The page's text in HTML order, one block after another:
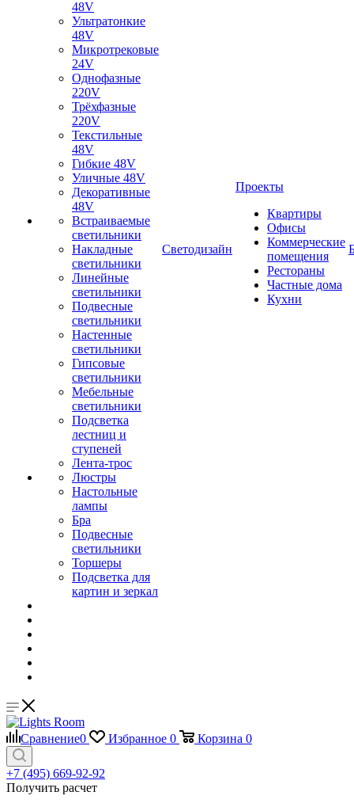
48V
Ультратонкие
48V
Микротрековые
24V
Однофазные
220V
Трёхфазные
220V
Текстильные
48V
Гибкие 48V
Уличные 48V
Декоративные
48V
Встраиваемые
светильники
Накладные
светильники
Линейные
светильники
Подвесные
светильники
Настенные
светильники
Гипсовые
светильники
Мебельные
светильники
Подсветка
лестниц и
ступеней
Лента-трос
Люстры
Настольные
лампы
Бра
Подвесные
светильники
Торшеры
Подсветка для
картин и зеркал
Светодизайн
Проекты
Квартиры
Офисы
Коммерческие
помещения
Рестораны
Частные дома
Кухни
Сравнение0 Избранное 0 Корзина 0
+7 (495) 669-92-92
Получить расчет